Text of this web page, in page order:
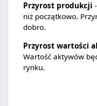
Przyrost produkcji
niż początkowo.
dobro.
Przyrost wartości
Wartość aktywów
rynku.